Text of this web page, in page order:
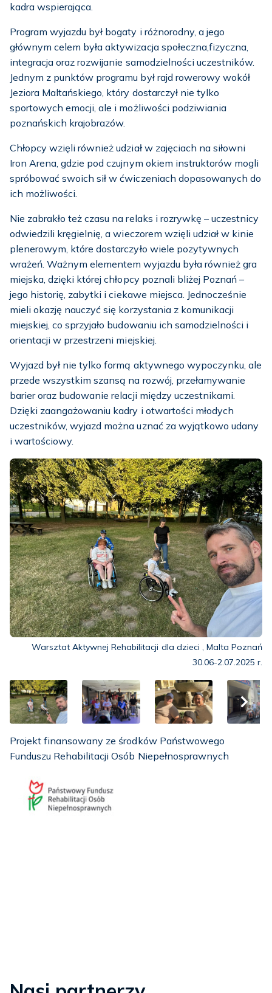
kadra wspierająca.
Program wyjazdu był bogaty i różnorodny, a jego
głównym celem była aktywizacja społeczna,fizyczna,
integracja oraz rozwijanie samodzielności uczestników.
Jednym z punktów programu był rajd rowerowy wokół
Jeziora Maltańskiego, który dostarczył nie tylko
sportowych emocji, ale i możliwości podziwiania
poznańskich krajobrazów.
Chłopcy wzięli również udział w zajęciach na siłowni
Iron Arena, gdzie pod czujnym okiem instruktorów mogli
spróbować swoich sił w ćwiczeniach dopasowanych do
ich możliwości.
Nie zabrakło też czasu na relaks i rozrywkę – uczestnicy
odwiedzili kręgielnię, a wieczorem wzięli udział w kinie
plenerowym, które dostarczyło wiele pozytywnych
wrażeń. Ważnym elementem wyjazdu była również gra
miejska, dzięki której chłopcy poznali bliżej Poznań –
jego historię, zabytki i ciekawe miejsca. Jednocześnie
mieli okazję nauczyć się korzystania z komunikacji
miejskiej, co sprzyjało budowaniu ich samodzielności i
orientacji w przestrzeni miejskiej.
Wyjazd był nie tylko formą aktywnego wypoczynku, ale
przede wszystkim szansą na rozwój, przełamywanie
barier oraz budowanie relacji między uczestnikami.
Dzięki zaangażowaniu kadry i otwartości młodych
uczestników, wyjazd można uznać za wyjątkowo udany
i wartościowy.
Warsztat Aktywnej Rehabilitacji dla dzieci , Malta Poznań
30.06-2.07.2025 r.
›
Projekt finansowany ze środków Państwowego
Funduszu Rehabilitacji Osób Niepełnosprawnych